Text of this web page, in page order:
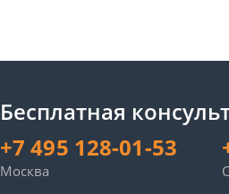
Бесплатная
+7 495 128-01-53
Москва